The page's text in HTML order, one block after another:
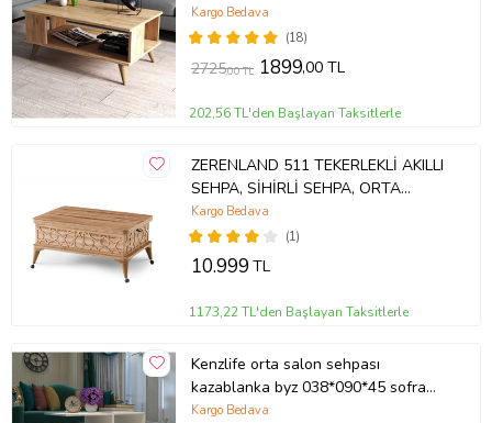
(18)
Kargo Bedava
2725,00 TL 1899,00 TL
202,56 TL'den Başlayan Taksitlerle
ZERENLAND 511 TEKERLEKLİ AKILLI
SEHPA, SİHİRLİ SEHPA, ORTA
SEHPA, LAPTOP MASASI
(1)
Kargo Bedava
10.999TL
1173,22 TL'den Başlayan Taksitlerle
Kenzlife orta salon sehpası
kazablanka byz 038*090*45 sofra
çiçeklik
Kargo Bedava